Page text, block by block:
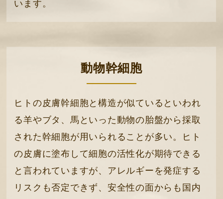
います。
動物幹細胞
ヒトの皮膚幹細胞と構造が似ているといわれ
る羊やブタ、馬といった動物の胎盤から採取
された幹細胞が用いられることが多い。ヒト
の皮膚に塗布して細胞の活性化が期待できる
と言われていますが、アレルギーを発症する
リスクも否定できず、安全性の面からも国内